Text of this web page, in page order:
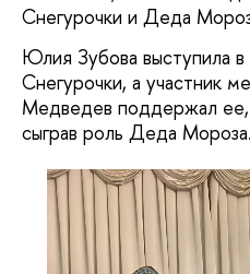
Снегурочки и Деда
Юлия Зубова выступила в
Снегурочки, а участник
Медведев поддержал ее,
сыграв роль Деда Мороза.